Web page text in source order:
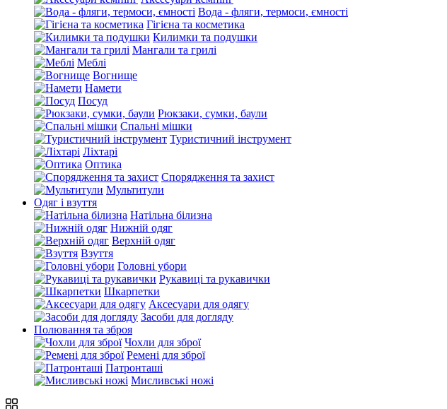
Вода - фляги, термоси, ємності
Гігієна та косметика
Килимки та подушки
Мангали та грилі
Меблі
Вогнище
Намети
Посуд
Рюкзаки, сумки, баули
Спальні мішки
Туристичний інструмент
Ліхтарі
Оптика
Спорядження та захист
Мультитули
Одяг і взуття
Натільна білизна
Нижній одяг
Верхній одяг
Взуття
Головні убори
Рукавиці та рукавички
Шкарпетки
Аксесуари для одягу
Засоби для догляду
Полювання та зброя
Чохли для зброї
Ремені для зброї
Патронташі
Мисливські ножі